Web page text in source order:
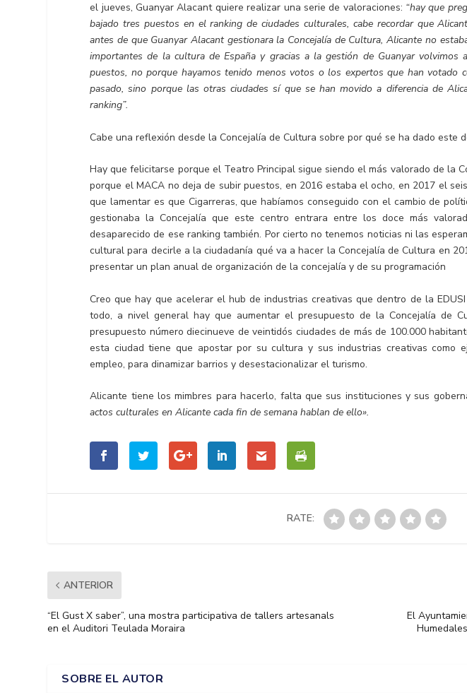
el jueves, Guanyar Alacant quiere realizar una serie de valoraciones: “hay que
bajado tres puestos en el ranking de ciudades culturales, cabe recordar que
antes de que Guanyar Alacant gestionara la Concejalía de Cultura, Alicante no
importantes de la cultura de España y gracias a la gestión de Guanyar volvimos
puestos, no porque hayamos tenido menos votos o los expertos que han votado
pasado, sino porque las otras ciudades sí que se han movido a diferencia de
ranking”.
Cabe una reflexión desde la Concejalía de Cultura sobre por qué se ha dado este
Hay que felicitarse porque el Teatro Principal sigue siendo el más valorado de la
porque el MACA no deja de subir puestos, en 2016 estaba el ocho, en 2017 el
que lamentar es que Cigarreras, que habíamos conseguido con el cambio de
gestionaba la Concejalía que este centro entrara entre los doce más
desaparecido de ese ranking también. Por cierto no tenemos noticias ni las
cultural para decirle a la ciudadanía qué va a hacer la Concejalía de Cultura en
presentar un plan anual de organización de la concejalía y de su programación
Creo que hay que acelerar el hub de industrias creativas que dentro de la
todo, a nivel general hay que aumentar el presupuesto de la Concejalía de
presupuesto número diecinueve de veintidós ciudades de más de 100.000
esta ciudad tiene que apostar por su cultura y sus industrias creativas como
empleo, para dinamizar barrios y desestacionalizar el turismo.
Alicante tiene los mimbres para hacerlo, falta que sus instituciones y sus
actos culturales en Alicante cada fin de semana hablan de ello».
RATE:
ANTERIOR
“El Gust X saber”, una mostra participativa de tallers artesanals
en el Auditori Teulada Moraira
El
SOBRE EL AUTOR